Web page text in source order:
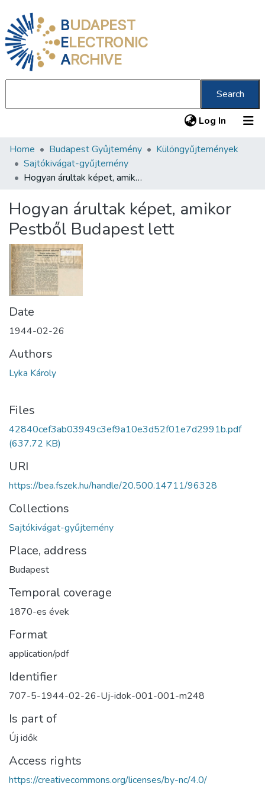
BUDAPEST
ELECTRONIC
ARCHIVE
Search
Log In (current)
Communities & Collections
All of DSpace
About us
Home Budapest Gyűjtemény
Különgyűjtemények
Sajtókivágat-gyűjtemény
Hogyan árultak képet, amikor Pestből Budapest lett
Hogyan árultak képet, amikor
Pestből Budapest lett
Date
1944-02-26
Authors
Lyka Károly
Files
42840cef3ab03949c3ef9a10e3d52f01e7d2991b.pdf
(637.72 KB)
URI
https://bea.fszek.hu/handle/20.500.14711/96328
Collections
Sajtókivágat-gyűjtemény
Place, address
Budapest
Temporal coverage
1870-es évek
Format
application/pdf
Identifier
707-5-1944-02-26-Uj-idok-001-001-m248
Is part of
Új idők
Access rights
https://creativecommons.org/licenses/by-nc/4.0/